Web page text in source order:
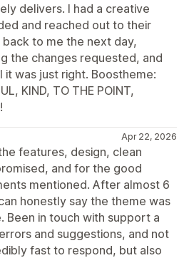
delivers. I had a creative
and reached out to their
to me the next day,
the changes requested, and
was just right. Boostheme:
KIND, TO THE POINT,
Apr 22, 2026
features, design, clean
and for the good
mentioned. After almost 6
honestly say the theme was
Been in touch with support a
and suggestions, and not
fast to respond, but also